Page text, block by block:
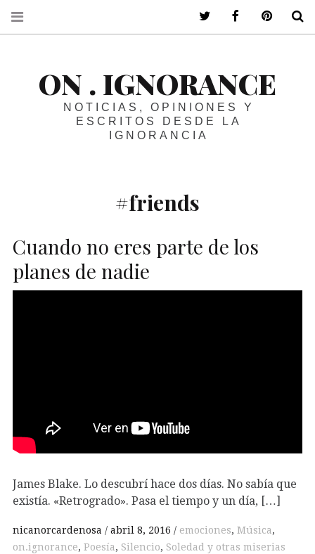
ON . IGNORANCE
NOTICIAS, OPINIONES Y
ESCRITOS DESDE LA
IGNORANCIA
#friends
Cuando no eres parte de los
planes de nadie
James Blake. Lo descubrí hace dos días. No sabía que
existía. «Retrogrado». Pasa el tiempo y un día, […]
nicanorcardenosa abril 8, 2016 emociones, Música,
on.ignorance, Poesía, Silencio, Soledad y otras miserias
ir a mi twitterir a mi facebook
ir a mi